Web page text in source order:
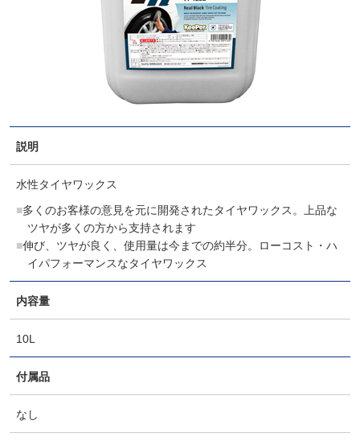
説明
水性タイヤワックス
多くのお客様の意見を元に開発されたタイヤワックス。上品な
ツヤが多くの方から支持されます
伸び、ツヤが良く、使用量は今までの約半分。ローコスト・ハ
イパフォーマンスなタイヤワックス
内容量
10L
付属品
なし